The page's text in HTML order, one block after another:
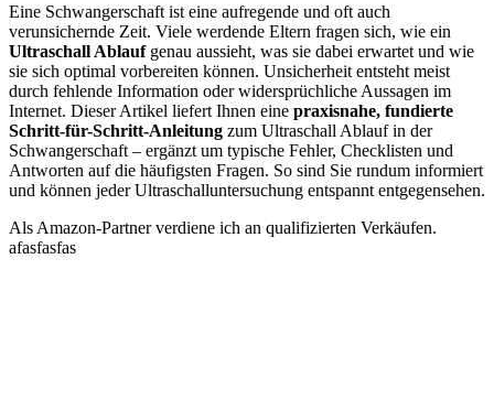
Eine Schwangerschaft ist eine aufregende und oft auch
verunsichernde Zeit. Viele werdende Eltern fragen sich, wie ein
Ultraschall Ablaufgenau aussieht, was sie dabei erwartet und wie
sie sich optimal vorbereiten können. Unsicherheit entsteht meist
durch fehlende Information oder widersprüchliche Aussagen im
Internet. Dieser Artikel liefert Ihnen eine praxisnahe, fundierte
Schritt-für-Schritt-Anleitung zum Ultraschall Ablauf in der
Schwangerschaft – ergänzt um typische Fehler, Checklisten und
Antworten auf die häufigsten Fragen. So sind Sie rundum informiert
und können jeder Ultraschalluntersuchung entspannt entgegensehen.
Als Amazon-Partner verdiene ich an qualifizierten Verkäufen.
afasfasfas